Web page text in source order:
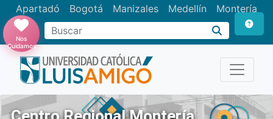
Apartadó Bogotá Manizales Medellín Montería
Nos
Cuidamos